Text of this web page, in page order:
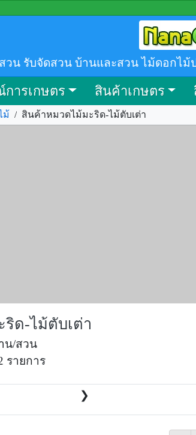
วน รับจัดสวน บ้านและสวน ไม้ดอกไ
ารเกษตร สินค้าเกษตร
ม้ / สินค้าหมวดไม้มะริด-ไม้ตับเต่า
ด-ไม้ตับเต่า
น/สวน
รายการ
❯